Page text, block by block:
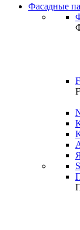
Фасадные